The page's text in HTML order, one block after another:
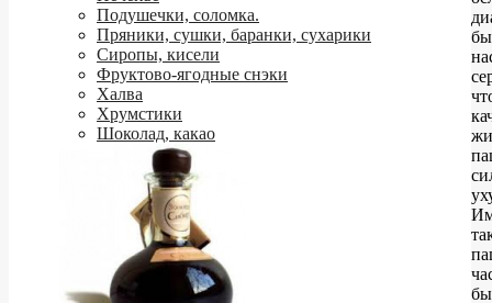
Подушечки, соломка.
Пряники, сушки, баранки, сухарики
Сиропы, кисели
Фруктово-ягодные снэки
Халва
Хрумстики
Шоколад, какао